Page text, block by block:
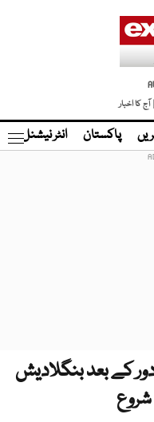
| آج کا اخبار
پاکستان انٹر نیشنل
کے بعد بنگلادیش
شروع